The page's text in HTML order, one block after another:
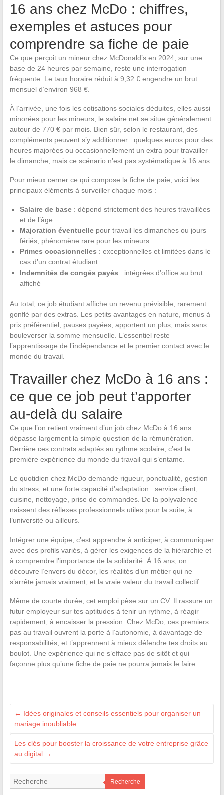
16 ans chez McDo : chiffres,
exemples et astuces pour
comprendre sa fiche de paie
Ce que perçoit un mineur chez McDonald’s en 2024, sur une
base de 24 heures par semaine, reste une interrogation
fréquente. Le taux horaire réduit à 9,32 € engendre un brut
mensuel d’environ 968 €.
À l’arrivée, une fois les cotisations sociales déduites, elles aussi
minorées pour les mineurs, le salaire net se situe généralement
autour de 770 € par mois. Bien sûr, selon le restaurant, des
compléments peuvent s’y additionner : quelques euros pour des
heures majorées ou occasionnellement un extra pour travailler
le dimanche, mais ce scénario n’est pas systématique à 16 ans.
Pour mieux cerner ce qui compose la fiche de paie, voici les
principaux éléments à surveiller chaque mois :
Salaire de base: dépend strictement des heures travaillées
et de l’âge
Majoration éventuellepour travail les dimanches ou jours
fériés, phénomène rare pour les mineurs
Primes occasionnelles : exceptionnelles et limitées dans le
cas d’un contrat étudiant
Indemnités de congés payés : intégrées d’office au brut
affiché
Au total, ce job étudiant affiche un revenu prévisible, rarement
gonflé par des extras. Les petits avantages en nature, menus à
prix préférentiel, pauses payées, apportent un plus, mais sans
bouleverser la somme mensuelle. L’essentiel reste
l’apprentissage de l’indépendance et le premier contact avec le
monde du travail.
Travailler chez McDo à 16 ans :
ce que ce job peut t’apporter
au-delà du salaire
Ce que l’on retient vraiment d’un job chez McDo à 16 ans
dépasse largement la simple question de la rémunération.
Derrière ces contrats adaptés au rythme scolaire, c’est la
première expérience du monde du travail qui s’entame.
Le quotidien chez McDo demande rigueur, ponctualité, gestion
du stress, et une forte capacité d’adaptation : service client,
cuisine, nettoyage, prise de commandes. De la polyvalence
naissent des réflexes professionnels utiles pour la suite, à
l’université ou ailleurs.
Intégrer une équipe, c’est apprendre à anticiper, à communiquer
avec des profils variés, à gérer les exigences de la hiérarchie et
à comprendre l’importance de la solidarité. À 16 ans, on
découvre l’envers du décor, les réalités d’un métier qui ne
s’arrête jamais vraiment, et la vraie valeur du travail collectif.
Même de courte durée, cet emploi pèse sur un CV. Il rassure un
futur employeur sur tes aptitudes à tenir un rythme, à réagir
rapidement, à encaisser la pression. Chez McDo, ces premiers
pas au travail ouvrent la porte à l’autonomie, à davantage de
responsabilités, et t’apprennent à mieux défendre tes droits au
boulot. Une expérience qui ne s’efface pas de sitôt et qui
façonne plus qu’une fiche de paie ne pourra jamais le faire.
← Idées originales et conseils essentiels pour organiser un
mariage inoubliable
Les clés pour booster la croissance de votre entreprise grâce
au digital →
Recherche